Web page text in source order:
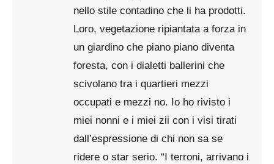
nello stile contadino che li ha prodotti.
Loro, vegetazione ripiantata a forza in
un giardino che piano piano diventa
foresta, con i dialetti ballerini che
scivolano tra i quartieri mezzi
occupati e mezzi no. Io ho rivisto i
miei nonni e i miei zii con i visi tirati
dall’espressione di chi non sa se
ridere o star serio. “I terroni, arrivano i